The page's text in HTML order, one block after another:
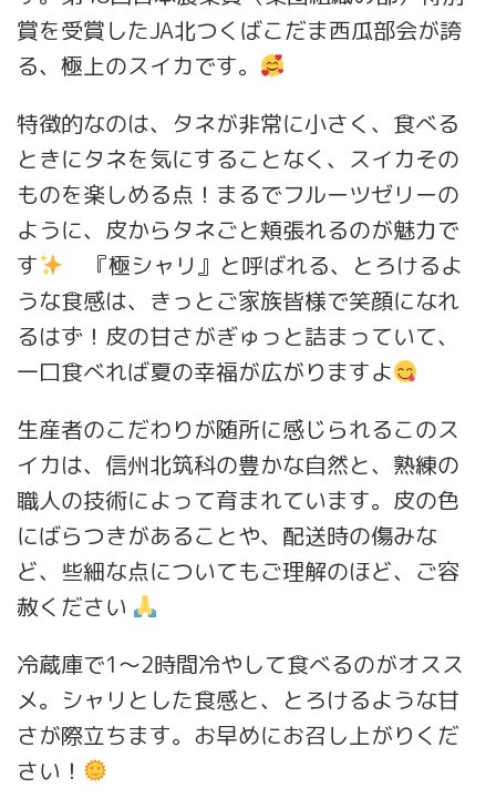
賞を受賞したJA北つくばこだま西瓜部会が誇
る、極上のスイカです。
特徴的なのは、タネが非常に小さく、食べる
ときにタネを気にすることなく、スイカその
ものを楽しめる点！まるでフルーツゼリーの
ように、皮からタネごと頬張れるのが魅力で
す
『極シャリ』と呼ばれる、とろけるよ
うな食感は、きっとご家族皆様で笑顔になれ
るはず！皮の甘さがぎゅっと詰まっていて、
一口食べれば夏の幸福が広がりますよ
生産者のこだわりが随所に感じられるこのス
イカは、信州北筑科の豊かな自然と、熟練の
職人の技術によって育まれています。皮の色
にばらつきがあることや、配送時の傷みな
ど、些細な点についてもご理解のほど、ご容
赦ください
冷蔵庫で1〜2時間冷やして食べるのがオスス
メ。シャリとした食感と、とろけるような甘
さが際立ちます。お早めにお召し上がりくだ
さい！